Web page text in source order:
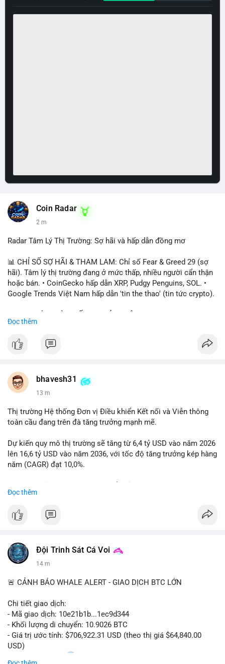
Coin Radar
2 m
Radar Tâm Lý Thị Trường: Sợ hãi và hấp dẫn đồng mơ
📊 CHỈ SỐ SỢ HÃI & THAM LAM: Chỉ số Fear & Greed 29 (sợ
hãi). Tâm lý thị trường đang ở mức thấp, nhiều người cẩn thận
hoặc bán. • CoinGecko hấp dẫn XRP, Pudgy Penguins, SOL. •
Google Trends Việt Nam hấp dẫn 'tin the thao' (tin tức crypto).
ONDO, CASHCAT. • Chủ đề 'tô thị ty na' (tỷ giá) và 'giao thông'
BTC breakout và lệnh long/short.
định crypto là 'vấn đề lớn' giúp giảm áp lực USD. • Binance hỗ
trợ cổ phiếu Apple/IBM. • Bài đăng hấp dẫn về $HFT, $SKYAI,
💡 NHẬN ĐỊNH & KHUYẾN NGHỊ: Tâm lý thị trường đang phân
coin (PENGU, CASHCAT) và tin cậy từ các dự án lớn (BTC,
SOL). Rủi ro tăng nếu không có thông tin rõ ràng về quy định.
Đọc thêm
bhavesh31
13 m
Thị trường Hệ thống Đơn vị Điều khiển Kết nối và Viễn thông
toàn cầu đang trên đà tăng trưởng mạnh mẽ.
Dự kiến quy mô thị trường sẽ tăng từ 6,4 tỷ USD vào năm 2026
lên 16,6 tỷ USD vào năm 2036, với tốc độ tăng trưởng kép hàng
năm (CAGR) đạt 10,0%.
trong các lĩnh vực ô tô, logistics và thiết bị thông minh.
Doanh nghiệp cần theo dõi xu hướng này để nắm bắt cơ hội
Đọc thêm
Đội Trinh Sát Cá Voi
14 m
🚨 CẢNH BÁO WHALE ALERT - GIAO DỊCH BTC LỚN
Chi tiết giao dịch:
- Mã giao dịch: 10e21b1b...1ec9d344
- Khối lượng di chuyển: 10.9026 BTC
- Giá trị ước tính: $706,922.31 USD (theo thị giá $64,840.00
USD)
- Thời gian: 18:20